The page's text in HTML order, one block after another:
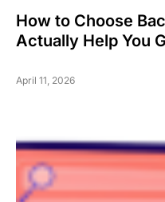
How to Choose
Actually Help You
April 11, 2026